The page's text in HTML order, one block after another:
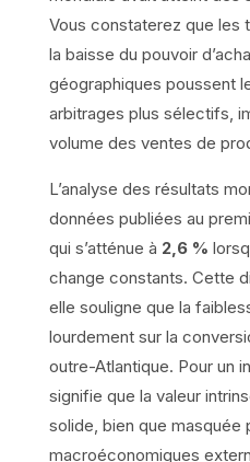
Vous constaterez que les
la baisse du pouvoir
géographiques poussent
arbitrages plus sélectifs,
volume des ventes de
L’analyse des résultats
données publiées au
qui s’atténue à 2,6 %
change constants. Cette
elle souligne que la
lourdement sur la
outre-Atlantique. Pour un
signifie que la valeur
solide, bien que masquée
macroéconomiques